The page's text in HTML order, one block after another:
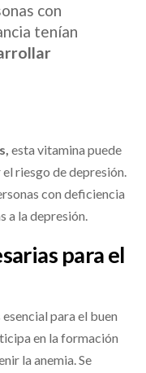
con
tenían
esta vitamina puede
riesgo de depresión.
con deficiencia
a la depresión.
para el
para el buen
en la formación
la anemia. Se